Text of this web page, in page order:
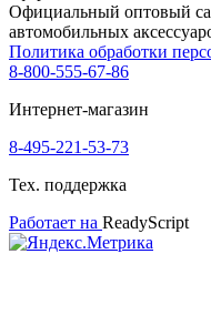
Официальный оптовый
автомобильных
Политика обработки
8-800-555-67-86
Интернет-магазин
8-495-221-53-73
Тех. поддержка
Работает на ReadyScript